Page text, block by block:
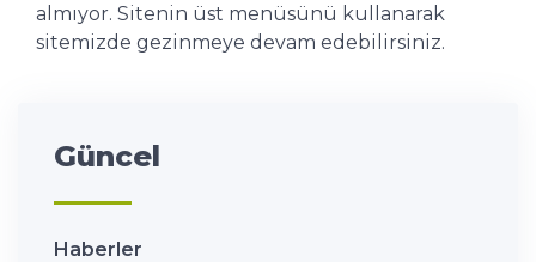
almıyor. Sitenin üst menüsünü kullanarak
sitemizde gezinmeye devam edebilirsiniz.
Güncel
Haberler